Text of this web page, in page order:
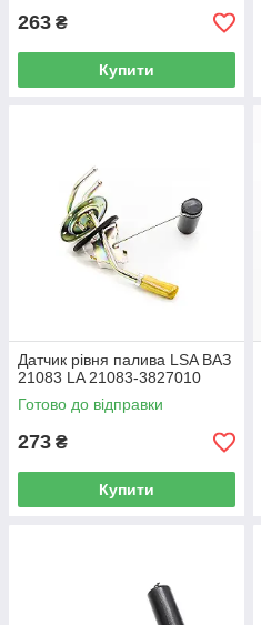
263 ₴
Купити
Датчик рівня палива LSA ВАЗ
21083 LA 21083-3827010
Готово до відправки
273 ₴
Купити